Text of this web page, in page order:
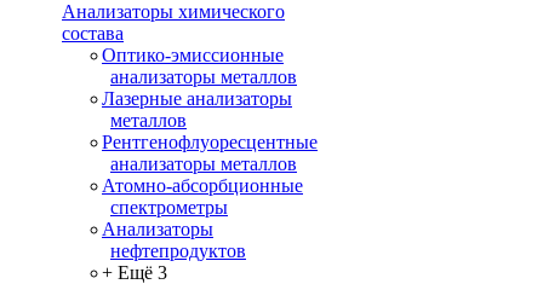
Анализаторы химического
состава
Оптико-эмиссионные
анализаторы металлов
Лазерные анализаторы
металлов
Рентгенофлуоресцентные
анализаторы металлов
Атомно-абсорбционные
спектрометры
Анализаторы
нефтепродуктов
+ Ещё 3